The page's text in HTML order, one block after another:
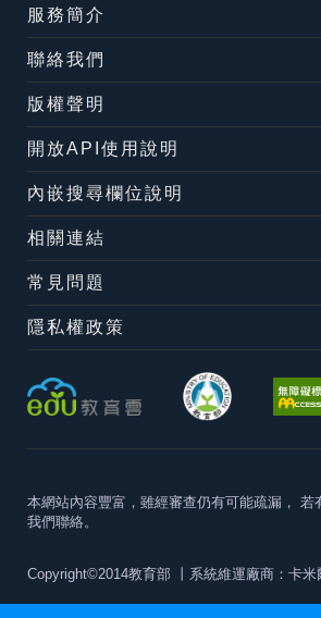
服務簡介
聯絡我們
版權聲明
開放API使用說明
內嵌搜尋欄位說明
相關連結
常見問題
隱私權政策
本網站內容豐富，雖經審查仍有可能疏漏， 若
我們聯絡。
Copyright©2014教育部 丨系統維運廠商：卡